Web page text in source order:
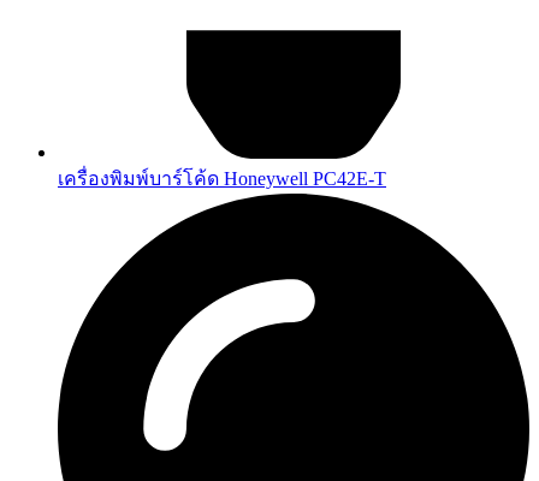
เครื่องพิมพ์บาร์โค้ด Honeywell PC42E-T